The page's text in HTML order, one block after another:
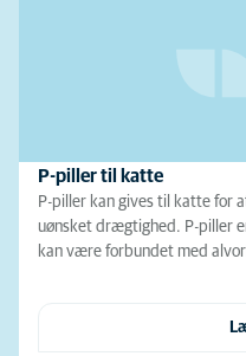
P-piller til katte
P-piller kan gives til katte for
uønsket drægtighed. P-piller
kan være forbundet med